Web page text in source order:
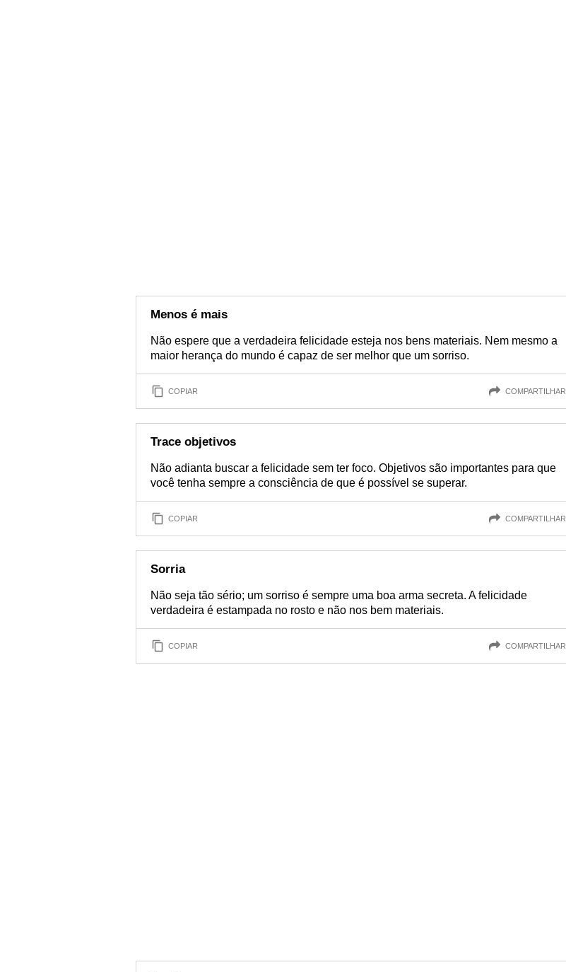
Menos é mais
Não espere que a verdadeira felicidade esteja nos bens materiais. Nem mesmo a
maior herança do mundo é capaz de ser melhor que um sorriso.
COPIAR COMPARTILHAR
Trace objetivos
Não adianta buscar a felicidade sem ter foco. Objetivos são importantes para que
você tenha sempre a consciência de que é possível se superar.
COPIAR COMPARTILHAR
Sorria
Não seja tão sério; um sorriso é sempre uma boa arma secreta. A felicidade
verdadeira é estampada no rosto e não nos bem materiais.
COPIAR COMPARTILHAR